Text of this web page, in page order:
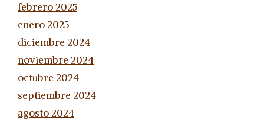
febrero 2025
enero 2025
diciembre 2024
noviembre 2024
octubre 2024
septiembre 2024
agosto 2024